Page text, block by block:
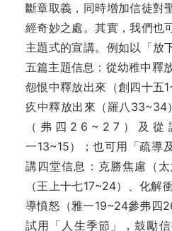
斷章取義，同時增加信徒對
經奇妙之處。其實，我們也
主題式的宣講。例如以「放
五篇主題信息：從幼稚中釋
怨恨中釋放出來（創四十五
疚中釋放出來（羅八33~34
（ 弗 四 2 6 ~ 2 7 ） 及 從
一13~15）；也可用「疏導
講四堂信息：克勝焦慮（
（王上十七17~24）、化解
導憤怒（雅一19~24參弗四
試用「人生季節」，鼓勵